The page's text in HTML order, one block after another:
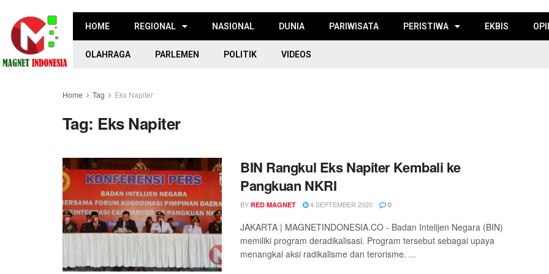
HOME REGIONAL NASIONAL DUNIA PARIWISATA PERISTIWA EKBIS
OLAHRAGA PARLEMEN POLITIK VIDEOS
Home Tag Eks Napiter
Tag: Eks Napiter
BIN Rangkul Eks Napiter Kembali ke
Pangkuan NKRI
BY RED MAGNET 4 SEPTEMBER 2020 0
JAKARTA | MAGNETINDONESIA.CO - Badan Intelijen Negara (BIN)
memiliki program deradikalisasi. Program tersebut sebagai upaya
menangkal aksi radikalisme dan terorisme. ...